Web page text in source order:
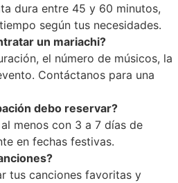
dura entre 45 y 60 minutos,
según tus necesidades.
un mariachi?
el número de músicos, la
Contáctanos para una
debo reservar?
menos con 3 a 7 días de
en fechas festivas.
tus canciones favoritas y